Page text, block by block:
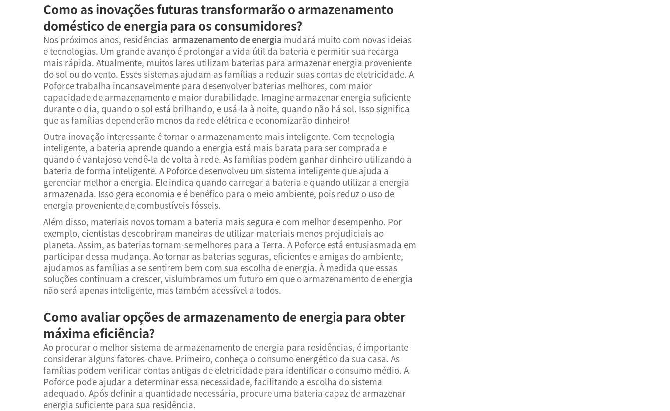
Como as inovações futuras transformarão o armazenamento
doméstico de energia para os consumidores?
Nos próximos anos, residências armazenamento de energia mudará muito com novas ideias
e tecnologias. Um grande avanço é prolongar a vida útil da bateria e permitir sua recarga
mais rápida. Atualmente, muitos lares utilizam baterias para armazenar energia proveniente
do sol ou do vento. Esses sistemas ajudam as famílias a reduzir suas contas de eletricidade. A
Poforce trabalha incansavelmente para desenvolver baterias melhores, com maior
capacidade de armazenamento e maior durabilidade. Imagine armazenar energia suficiente
durante o dia, quando o sol está brilhando, e usá-la à noite, quando não há sol. Isso significa
que as famílias dependerão menos da rede elétrica e economizarão dinheiro!
Outra inovação interessante é tornar o armazenamento mais inteligente. Com tecnologia
inteligente, a bateria aprende quando a energia está mais barata para ser comprada e
quando é vantajoso vendê-la de volta à rede. As famílias podem ganhar dinheiro utilizando a
bateria de forma inteligente. A Poforce desenvolveu um sistema inteligente que ajuda a
gerenciar melhor a energia. Ele indica quando carregar a bateria e quando utilizar a energia
armazenada. Isso gera economia e é benéfico para o meio ambiente, pois reduz o uso de
energia proveniente de combustíveis fósseis.
Além disso, materiais novos tornam a bateria mais segura e com melhor desempenho. Por
exemplo, cientistas descobriram maneiras de utilizar materiais menos prejudiciais ao
planeta. Assim, as baterias tornam-se melhores para a Terra. A Poforce está entusiasmada em
participar dessa mudança. Ao tornar as baterias seguras, eficientes e amigas do ambiente,
ajudamos as famílias a se sentirem bem com sua escolha de energia. À medida que essas
soluções continuam a crescer, vislumbramos um futuro em que o armazenamento de energia
não será apenas inteligente, mas também acessível a todos.
Como avaliar opções de armazenamento de energia para obter
máxima eficiência?
Ao procurar o melhor sistema de armazenamento de energia para residências, é importante
considerar alguns fatores-chave. Primeiro, conheça o consumo energético da sua casa. As
famílias podem verificar contas antigas de eletricidade para identificar o consumo médio. A
Poforce pode ajudar a determinar essa necessidade, facilitando a escolha do sistema
adequado. Após definir a quantidade necessária, procure uma bateria capaz de armazenar
energia suficiente para sua residência.